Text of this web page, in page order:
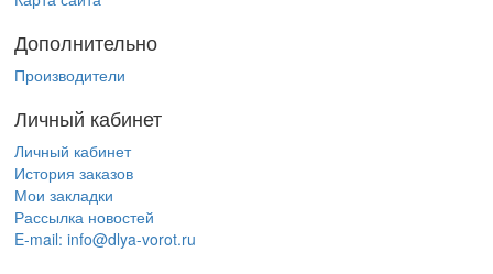
Дополнительно
Производители
Личный кабинет
Личный кабинет
История заказов
Мои закладки
Рассылка новостей
E-mail: info@dlya-vorot.ru